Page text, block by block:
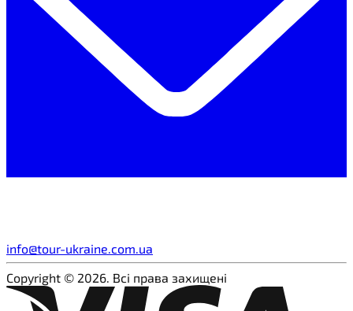
info@tour-ukraine.com.ua
Copyright © 2026. Всі права захищені